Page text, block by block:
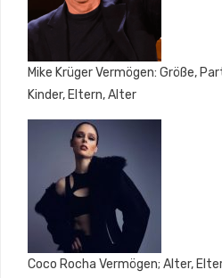
Mike Krüger Vermögen: Größe,
Kinder, Eltern, Alter
Coco Rocha Vermögen; Alter,